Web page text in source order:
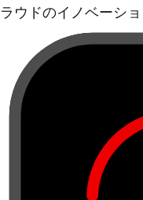
ラウドのイノベーショ